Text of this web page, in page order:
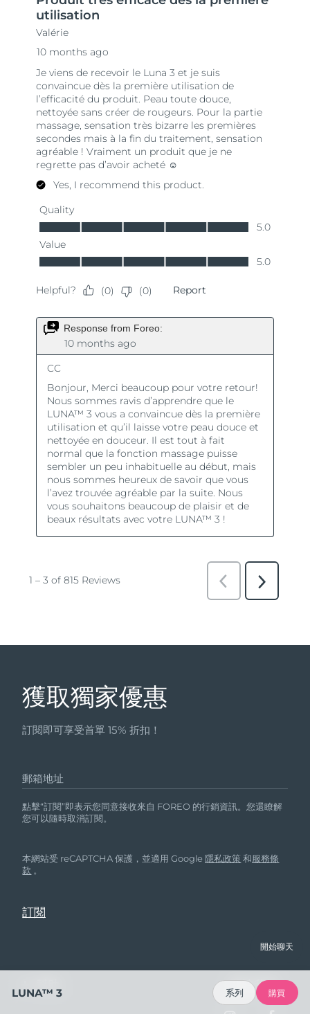
獲取獨家優惠
訂閱即可享受首單 15% 折扣！
郵箱地址
點擊“訂閱”即表示您同意接收來自 FOREO 的行銷資訊。您還瞭解
您可以隨時取消訂閱。
本網站受 reCAPTCHA 保護，並適用 Google隱私政策 和服務條
款 。
關註我們
開始聊天
LUNA™ 3 系列 購買